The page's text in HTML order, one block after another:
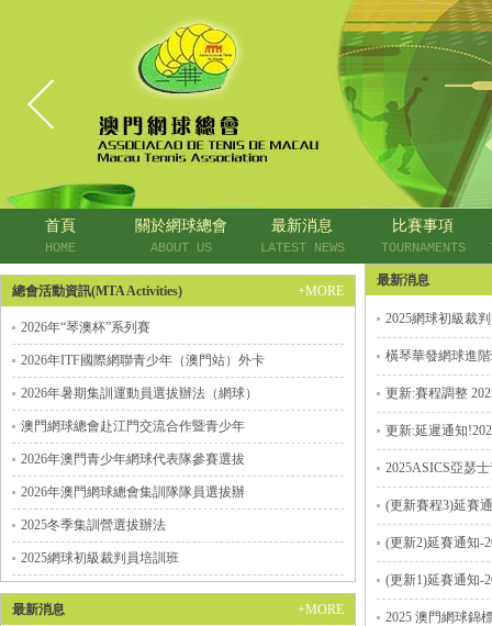
首頁
HOME
關於網球總會
ABOUT US
最新消息
LATEST NEWS
比賽事項
TOURNAMENTS
總會活動資訊(MTA Activities) +MORE
2026年“琴澳杯”系列賽
2026年ITF國際網聯青少年（澳門站）外卡
2026年暑期集訓運動員選拔辦法（網球）
澳門網球總會赴江門交流合作暨青少年
2026年澳門青少年網球代表隊參賽選拔
2026年澳門網球總會集訓隊隊員選拔辦
2025冬季集訓營選拔辦法
2025網球初級裁判員培訓班
最新消息 +MORE
最新消息
2025網球初級裁
橫琴華發網球進
更新:賽程調整
更新:延遲通知
2025ASICS亞瑟
(更新賽程3)延賽通
(更新2)延賽通知-
(更新1)延賽通知-
2025 澳門網球錦